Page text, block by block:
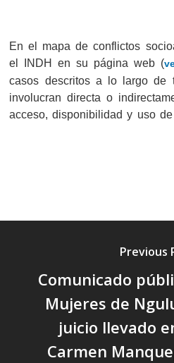
En el mapa de conflictos
el INDH en su página web (
casos descritos a lo largo de
involucran directa o
acceso, disponibilidad y uso
Previous
Comunicado
Mujeres de
juicio llevado
Carmen